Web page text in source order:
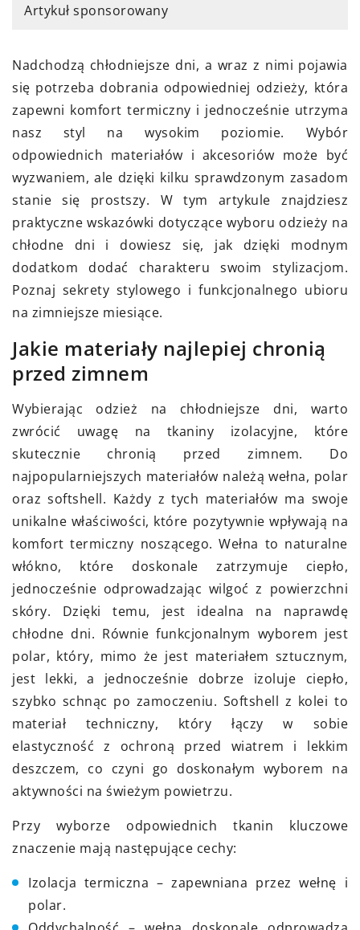
Artykuł sponsorowany
Nadchodzą chłodniejsze dni, a wraz z nimi pojawia
się potrzeba dobrania odpowiedniej odzieży, która
zapewni komfort termiczny i jednocześnie utrzyma
nasz styl na wysokim poziomie. Wybór
odpowiednich materiałów i akcesoriów może być
wyzwaniem, ale dzięki kilku sprawdzonym zasadom
stanie się prostszy. W tym artykule znajdziesz
praktyczne wskazówki dotyczące wyboru odzieży na
chłodne dni i dowiesz się, jak dzięki modnym
dodatkom dodać charakteru swoim stylizacjom.
Poznaj sekrety stylowego i funkcjonalnego ubioru
na zimniejsze miesiące.
Jakie materiały najlepiej chronią
przed zimnem
Wybierając odzież na chłodniejsze dni, warto
zwrócić uwagę na tkaniny izolacyjne, które
skutecznie chronią przed zimnem. Do
najpopularniejszych materiałów należą wełna, polar
oraz softshell. Każdy z tych materiałów ma swoje
unikalne właściwości, które pozytywnie wpływają na
komfort termiczny noszącego. Wełna to naturalne
włókno, które doskonale zatrzymuje ciepło,
jednocześnie odprowadzając wilgoć z powierzchni
skóry. Dzięki temu, jest idealna na naprawdę
chłodne dni. Równie funkcjonalnym wyborem jest
polar, który, mimo że jest materiałem sztucznym,
jest lekki, a jednocześnie dobrze izoluje ciepło,
szybko schnąc po zamoczeniu. Softshell z kolei to
materiał techniczny, który łączy w sobie
elastyczność z ochroną przed wiatrem i lekkim
deszczem, co czyni go doskonałym wyborem na
aktywności na świeżym powietrzu.
Przy wyborze odpowiednich tkanin kluczowe
znaczenie mają następujące cechy:
Izolacja termiczna – zapewniana przez wełnę i
polar.